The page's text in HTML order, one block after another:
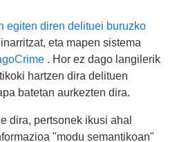
egiten diren delituei buruzko
eta mapen sistema
. Hor ez dago langilerik
hartzen dira delituen
batetan aurkezten dira.
dira, pertsonek ikusi ahal
"modu semantikoan"